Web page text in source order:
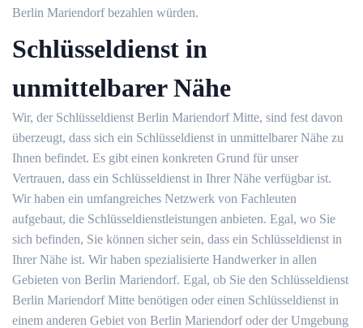
Berlin Mariendorf bezahlen würden.
Schlüsseldienst in
unmittelbarer Nähe
Wir, der Schlüsseldienst Berlin Mariendorf Mitte, sind fest davon
überzeugt, dass sich ein Schlüsseldienst in unmittelbarer Nähe zu
Ihnen befindet. Es gibt einen konkreten Grund für unser
Vertrauen, dass ein Schlüsseldienst in Ihrer Nähe verfügbar ist.
Wir haben ein umfangreiches Netzwerk von Fachleuten
aufgebaut, die Schlüsseldienstleistungen anbieten. Egal, wo Sie
sich befinden, Sie können sicher sein, dass ein Schlüsseldienst in
Ihrer Nähe ist. Wir haben spezialisierte Handwerker in allen
Gebieten von Berlin Mariendorf. Egal, ob Sie den Schlüsseldienst
Berlin Mariendorf Mitte benötigen oder einen Schlüsseldienst in
einem anderen Gebiet von Berlin Mariendorf oder der Umgebung